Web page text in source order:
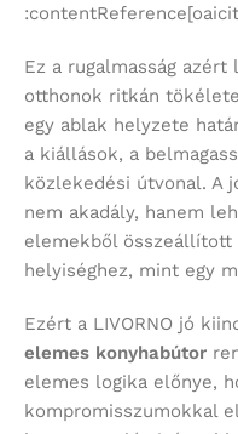
Ez a rugalmasság
otthonok ritkán
egy ablak helyzete
a kiállások, a
közlekedési útvonal. A
nem akadály, hanem
elemekből
helyiséghez, mint egy
Ezért a LIVORNO jó
elemes konyhabútor
elemes logika előnye,
kompromisszumokkal